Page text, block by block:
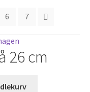
6 7
26 cm